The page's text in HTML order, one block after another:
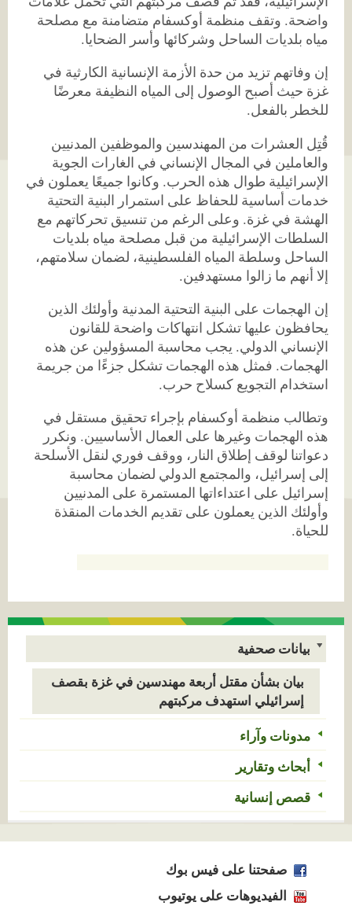
واضحة. وتقف منظمة أوكسفام متضامنة مع مصلحة
مياه بلديات الساحل وشركائها وأسر الضحايا.
إن وفاتهم تزيد من حدة الأزمة الإنسانية الكارثية في
غزة حيث أصبح الوصول إلى المياه النظيفة معرضًا
للخطر بالفعل.
قُتِل العشرات من المهندسين والموظفين المدنيين
والعاملين في المجال الإنساني في الغارات الجوية
الإسرائيلية طوال هذه الحرب. وكانوا جميعًا يعملون في
خدمات أساسية للحفاظ على استمرار البنية التحتية
الهشة في غزة. وعلى الرغم من تنسيق تحركاتهم مع
السلطات الإسرائيلية من قبل مصلحة مياه بلديات
الساحل وسلطة المياه الفلسطينية، لضمان سلامتهم،
إلا أنهم ما زالوا مستهدفين.
إن الهجمات على البنية التحتية المدنية وأولئك الذين
يحافظون عليها تشكل انتهاكات واضحة للقانون
الإنساني الدولي. يجب محاسبة المسؤولين عن هذه
الهجمات. فمثل هذه الهجمات تشكل جزءًا من جريمة
استخدام التجويع كسلاح حرب.
وتطالب منظمة أوكسفام بإجراء تحقيق مستقل في
هذه الهجمات وغيرها على العمال الأساسيين. ونكرر
دعواتنا لوقف إطلاق النار، ووقف فوري لنقل الأسلحة
إلى إسرائيل، والمجتمع الدولي لضمان محاسبة
إسرائيل على اعتداءاتها المستمرة على المدنيين
وأولئك الذين يعملون على تقديم الخدمات المنقذة
للحياة.
بيانات صحفية
بيان بشأن مقتل أربعة مهندسين في غزة بقصف
إسرائيلي استهدف مركبتهم
مدونات وآراء
أبحاث وتقارير
قصص إنسانية
صفحتنا على فيس بوك
الفيديوهات على يوتيوب